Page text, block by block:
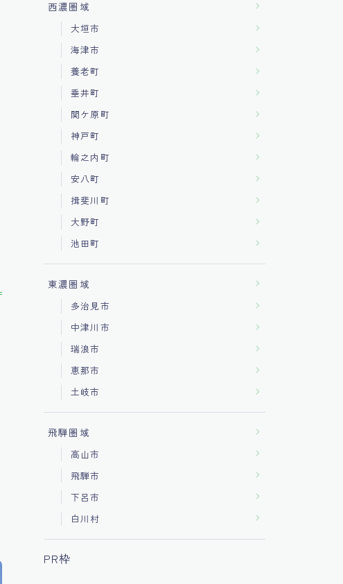
西濃圏域
大垣市
海津市
養老町
垂井町
関ケ原町
神戸町
輪之内町
安八町
揖斐川町
大野町
池田町
東濃圏域
多治見市
中津川市
瑞浪市
恵那市
土岐市
飛騨圏域
高山市
飛騨市
下呂市
白川村
PR枠